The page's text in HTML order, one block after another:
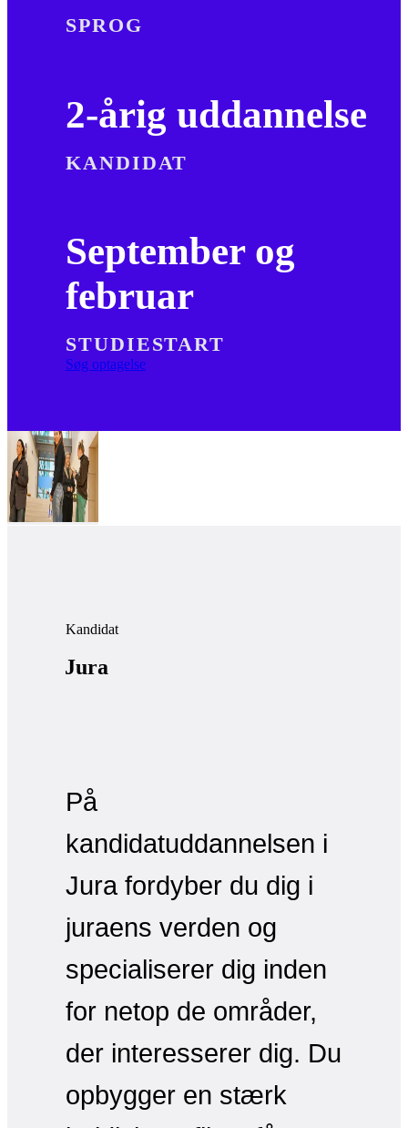
SPROG
2-årig uddannelse
KANDIDAT
September og
februar
STUDIESTART
Søg optagelse
Kandidat
Jura
På
kandidatuddannelsen i
Jura fordyber du dig i
juraens verden og
specialiserer dig inden
for netop de områder,
der interesserer dig. Du
opbygger en stærk